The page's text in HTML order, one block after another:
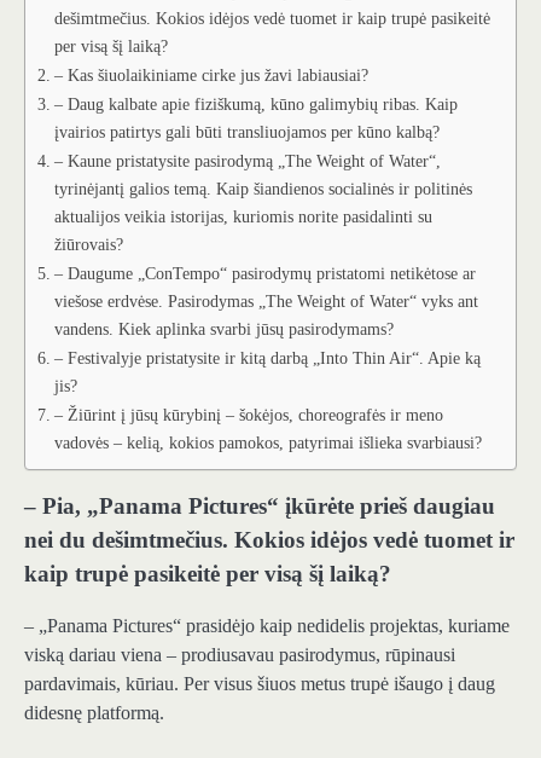
dešimtmečius. Kokios idėjos vedė tuomet ir kaip trupė pasikeitė
per visą šį laiką?
– Kas šiuolaikiniame cirke jus žavi labiausiai?
– Daug kalbate apie fiziškumą, kūno galimybių ribas. Kaip
įvairios patirtys gali būti transliuojamos per kūno kalbą?
– Kaune pristatysite pasirodymą „The Weight of Water“,
tyrinėjantį galios temą. Kaip šiandienos socialinės ir politinės
aktualijos veikia istorijas, kuriomis norite pasidalinti su
žiūrovais?
– Daugume „ConTempo“ pasirodymų pristatomi netikėtose ar
viešose erdvėse. Pasirodymas „The Weight of Water“ vyks ant
vandens. Kiek aplinka svarbi jūsų pasirodymams?
– Festivalyje pristatysite ir kitą darbą „Into Thin Air“. Apie ką
jis?
– Žiūrint į jūsų kūrybinį – šokėjos, choreografės ir meno
vadovės – kelią, kokios pamokos, patyrimai išlieka svarbiausi?
– Pia, „Panama Pictures“ įkūrėte prieš daugiau
nei du dešimtmečius. Kokios idėjos vedė tuomet ir
kaip trupė pasikeitė per visą šį laiką?
– „Panama Pictures“ prasidėjo kaip nedidelis projektas, kuriame
viską dariau viena – prodiusavau pasirodymus, rūpinausi
pardavimais, kūriau. Per visus šiuos metus trupė išaugo į daug
didesnę platformą.